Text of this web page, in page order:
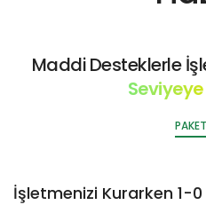
Maddi Desteklerle
Seviyeye
İşletmenizi Kurarken 1-0